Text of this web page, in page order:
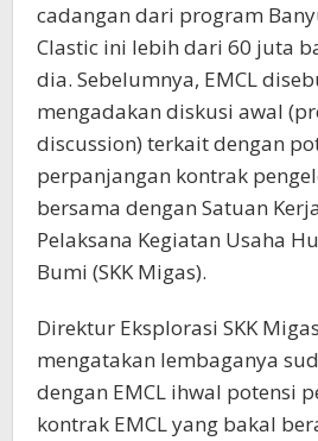
cadangan dari program
Clastic ini lebih dari 60 juta
dia. Sebelumnya, EMCL
mengadakan diskusi awal
discussion) terkait dengan
perpanjangan kontrak
bersama dengan Satuan
Pelaksana Kegiatan Usaha
Bumi (SKK Migas).
Direktur Eksplorasi SKK
mengatakan lembaganya
dengan EMCL ihwal potensi
kontrak EMCL yang bakal